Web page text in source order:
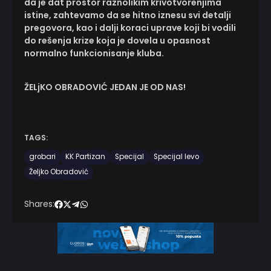
da je dat prostor raznolikim krivotvorenjima
istine, zahtevamo da se hitno iznesu svi detalji
pregovora, kao i dalji koraci uprave koji bi vodili
do rešenja krize koja je dovela u opasnost
normalno funkcionisanje kluba.
ŽELjKO OBRADOVIĆ JEDAN JE OD NAS!
TAGS:
grobari
KK Partizan Specijal
Specijal levo
Željko Obradović
Shares: